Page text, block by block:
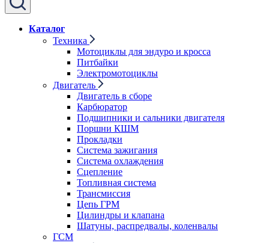
Каталог
Техника
Мотоциклы для эндуро и кросса
Питбайки
Электромотоциклы
Двигатель
Двигатель в сборе
Карбюратор
Подшипники и сальники двигателя
Поршни КШМ
Прокладки
Система зажигания
Система охлаждения
Сцепление
Топливная система
Трансмиссия
Цепь ГРМ
Цилиндры и клапана
Шатуны, распредвалы, коленвалы
ГСМ